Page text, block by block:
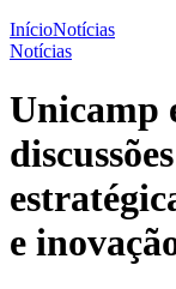
InícioNotícias
Notícias
Unicamp
e